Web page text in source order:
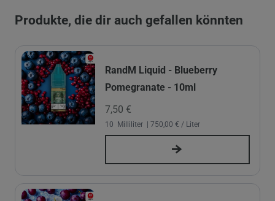
Produkte, die dir auch gefallen könnten
RandM Liquid - Blueberry
Pomegranate - 10ml
7,50 €
10 Milliliter | 750,00 € / Liter